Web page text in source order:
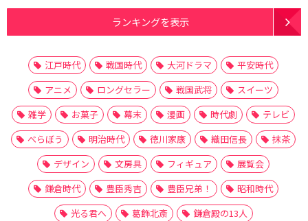
ランキングを表示
江戸時代 戦国時代 大河ドラマ
平安時代
アニメ
ロングセラー 戦国武将
スイーツ
雑学
お菓子 幕末 漫画 時代劇
テレビ
べらぼう
明治時代 徳川家康 織田信長
抹茶
デザイン
文房具 フィギュア
展覧会
鎌倉時代
豊臣秀吉 豊臣兄弟！
昭和時代
光る君へ
葛飾北斎 鎌倉殿の13人